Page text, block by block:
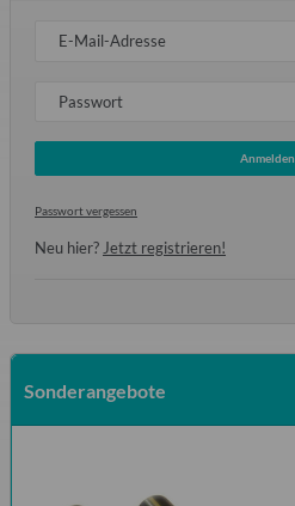
E-Mail-Adresse
Passwort
Anmelden
Passwort vergessen
Neu hier? Jetzt registrieren!
Sonderangebote